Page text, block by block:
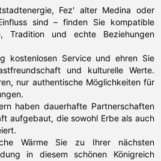
Fez' alter Medina oder
sind – finden Sie kompatible
Tradition und echte Beziehungen
kostenlosen Service und ehren Sie
und kulturelle Werte.
nur authentische Möglichkeiten für
haben dauerhafte Partnerschaften
aufgebaut, die sowohl Erbe als auch
Wärme Sie zu Ihrer nächsten
in diesem schönen Königreich